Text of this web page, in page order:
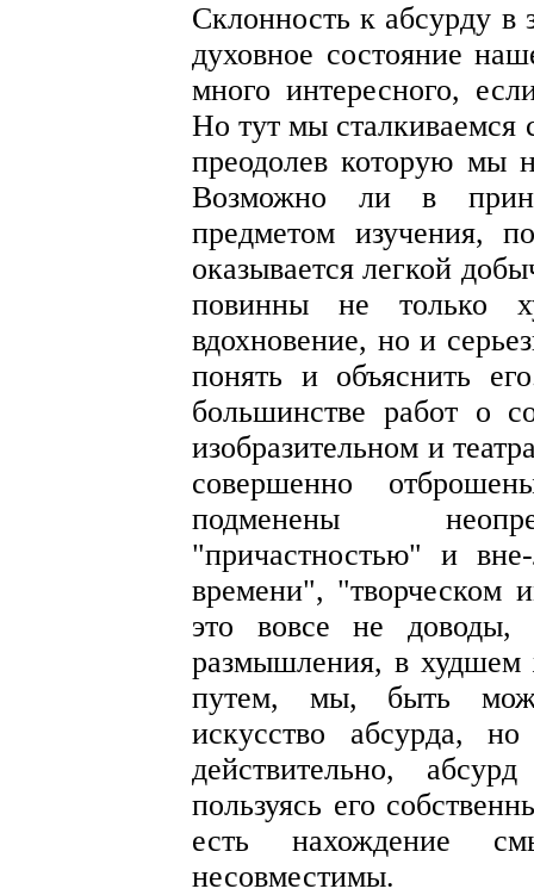
Склонность к абсурду в
духовное состояние
много интересного,
Но тут мы сталкиваемся
преодолев которую мы
Возможно ли в
предметом изучения,
оказывается легкой
повинны не только
вдохновение, но и
понять и объяснить
большинстве работ о
изобразительном и
совершенно
подменены
"причастностью" и
времени", "творческом
это вовсе не
размышления, в худшем
путем, мы, быть
искусство абсурда,
действительно,
пользуясь его
есть нахождение
несовместимы.